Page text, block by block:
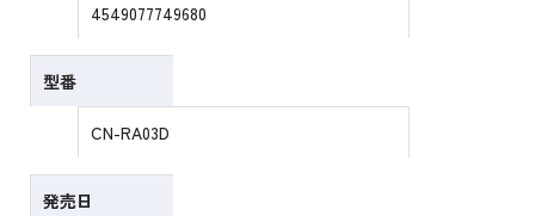
4549077749680
型番
CN-RA03D
発売日